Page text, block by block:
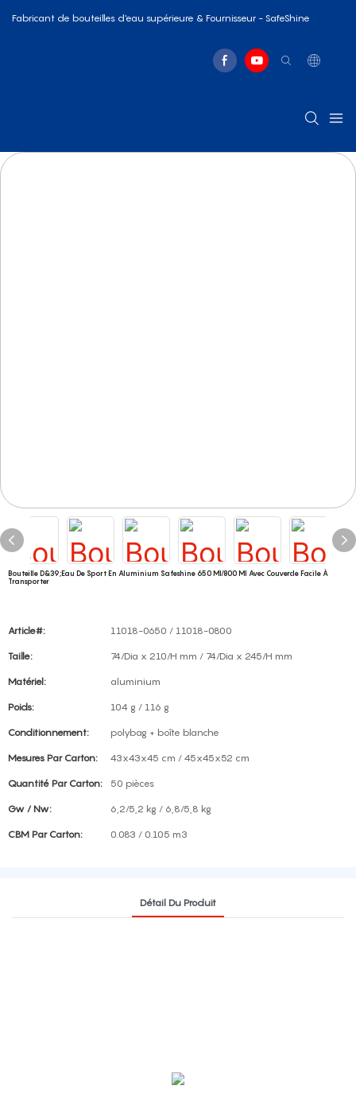
Fabricant de bouteilles d'eau supérieure & Fournisseur - SafeShine
Bouteille D&39;eau De Sport En Aluminium Safeshine 650 Ml/800 Ml Avec Couvercle Facile À
Transporter
Article#: 11018-0650 / 11018-0800
Taille: 74/Dia x 210/H mm / 74/Dia x 245/H mm
Matériel: aluminium
Poids: 104 g / 116 g
Conditionnement: polybag + boîte blanche
Mesures Par Carton: 43x43x45 cm / 45x45x52 cm
Quantité Par Carton: 50 pièces
Gw / Nw: 6,2/5,2 kg / 6,8/5,8 kg
CBM Par Carton: 0.083 / 0.105 m3
Détail Du Produit